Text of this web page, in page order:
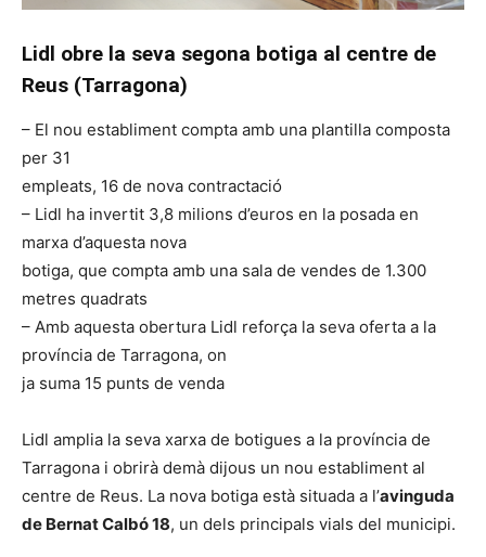
Lidl obre la seva segona botiga al centre de
Reus (Tarragona)
– El nou establiment compta amb una plantilla composta
per 31
empleats, 16 de nova contractació
– Lidl ha invertit 3,8 milions d’euros en la posada en
marxa d’aquesta nova
botiga, que compta amb una sala de vendes de 1.300
metres quadrats
– Amb aquesta obertura Lidl reforça la seva oferta a la
província de Tarragona, on
ja suma 15 punts de venda
Lidl amplia la seva xarxa de botigues a la província de
Tarragona i obrirà demà dijous un nou establiment al
centre de Reus. La nova botiga està situada a l’avinguda
de Bernat Calbó 18, un dels principals vials del municipi.